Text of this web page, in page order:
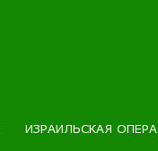
ИЗРАИЛЬСКАЯ ОПЕРА